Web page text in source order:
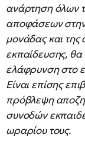
ανάρτηση όλων
αποφάσεων στην
μονάδας και της
εκπαίδευσης,
ελάφρυνση στο
Είναι επίσης
πρόβλεψη
συνοδών
ωραρίου τους.